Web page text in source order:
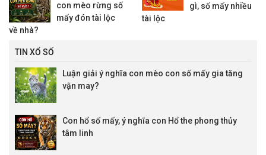
con mèo rừng số
mấy đón tài lộc
về nhà?
gì, số mấy nhiều
tài lộc
TIN XỔ SỐ
Luận giải ý nghĩa con mèo con số mấy gia tăng
vận may?
Con hổ số mấy, ý nghĩa con Hổ the phong thủy
tâm linh